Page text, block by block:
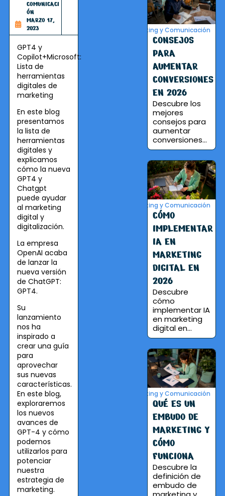
COMUNICACI
ÓN
MARZO 17,
2023
GPT4 y
Copilot+Microsoft:
Lista de
herramientas
digitales de
marketing
En este blog
presentamos
la lista de
herramientas
digitales y
explicamos
cómo la nueva
GPT4 y
Chatgpt
puede ayudar
al marketing
digital y
digitalización.
La empresa
OpenAI acaba
de lanzar la
nueva versión
de ChatGPT:
GPT4.
Su
lanzamiento
nos ha
inspirado a
crear una guía
para
aprovechar
sus nuevas
características.
En este blog,
exploraremos
los nuevos
avances de
GPT-4 y cómo
podemos
utilizarlos para
potenciar
nuestra
estrategia de
marketing.
Marketing y Comunicación
CONSEJOS
PARA
AUMENTAR
CONVERSIONES
EN 2026
Descubre los
mejores
consejos para
aumentar
conversiones...
Marketing y Comunicación
CÓMO
IMPLEMENTAR
IA EN
MARKETING
DIGITAL EN
2026
Descubre
cómo
implementar IA
en marketing
digital en...
Marketing y Comunicación
QUÉ ES UN
EMBUDO DE
MARKETING Y
CÓMO
FUNCIONA
Descubre la
definición de
embudo de